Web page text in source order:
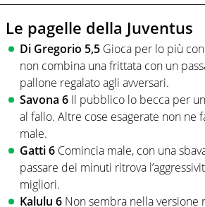
Le pagelle della Juventus
Di Gregorio 5,5 Gioca per lo più
non combina una frittata con un
pallone regalato agli avversari.
Savona 6 Il pubblico lo becca per
al fallo. Altre cose esagerate non ne
male.
Gatti 6 Comincia male, con una
passare dei minuti ritrova
migliori.
Kalulu 6 Non sembra nella versione